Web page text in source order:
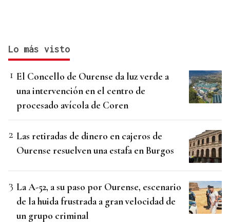
Lo más visto
El Concello de Ourense da luz verde a
una intervención en el centro de
procesado avícola de Coren
Las retiradas de dinero en cajeros de
Ourense resuelven una estafa en Burgos
La A-52, a su paso por Ourense, escenario
de la huida frustrada a gran velocidad de
un grupo criminal